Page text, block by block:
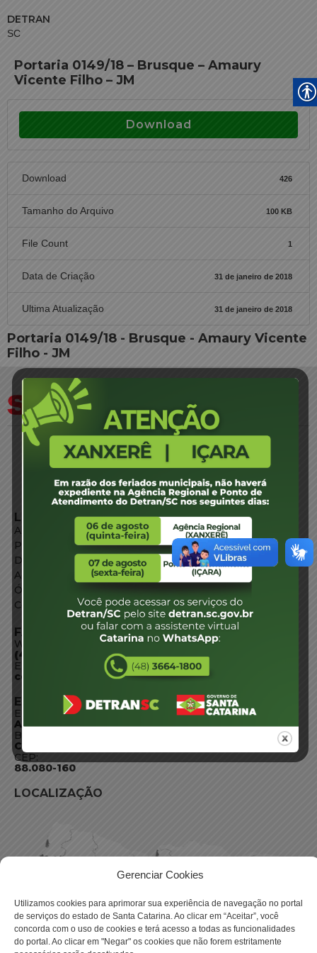
Gerenciar Cookies
Utilizamos cookies para aprimorar sua experiência de navegação no portal
de serviços do estado de Santa Catarina. Ao clicar em “Aceitar”, você
concorda com o uso de cookies e terá acesso a todas as funcionalidades
do portal. Ao clicar em "Negar" os cookies que não forem estritamente
DETRAN
SC
Portaria 0149/18 – Brusque – Amaury
Vicente Filho – JM
Download
Download 426
Tamanho do Arquivo 100 KB
File Count 1
Data de Criação 31 de janeiro de 2018
Ultima Atualização 31 de janeiro de 2018
Portaria 0149/18 - Brusque - Amaury Vicente
Filho - JM
LINKS EXTERNOS
Agência de Notícias
Portal de Serviços
Diário Oficial
Acesso à Informação
Órgãos do Governo
Conheça SC
FALE CONOSCO
WhatsApp:
(48) 3664-1800
E-mail:
centraldeinformacoes@detran.sc.gov.br
ENDEREÇO
Endereço:
Av. Almirante Tamandaré - 480
Bairro:
Coqueiros, Florianópolis SC
CEP:
88.080-160
LOCALIZAÇÃO